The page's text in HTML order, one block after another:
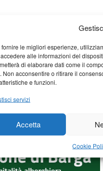
fornire le migliori esperienze,
alle informazioni del
di elaborare dati come il
Non acconsentire o ritirare il
e funzioni.
servizi
Accetta
Cookie